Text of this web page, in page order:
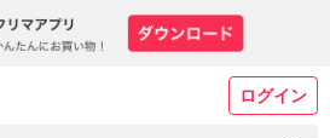
ログイン